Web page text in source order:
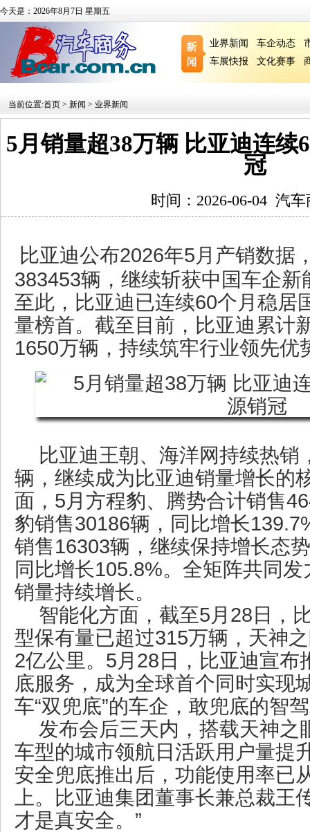
今天是：2026年8月7日 星期五
业界新闻 车企动态
车展快报
文化赛事
当前位置:首页 > 新闻 > 业界新闻
5月销量超38万辆 比亚迪连续
冠
时间：2026-06-04 汽车
比亚迪公布2026年5月产销数据
383453辆，继续斩获中国车企
至此，比亚迪已连续60个月稳居
量榜首。截至目前，比亚迪累计
1650万辆，持续筑牢行业领先优
比亚迪王朝、海洋网持续热销
辆，继续成为比亚迪销量增长的
面，5月方程豹、腾势合计销售
豹销售30186辆，同比增长
销售16303辆，继续保持增长态
同比增长105.8%。全矩阵共同
销量持续增长。
智能化方面，截至5月28日，
型保有量已超过315万辆，天神
2亿公里。5月28日，比亚迪宣布
底服务，成为全球首个同时实现
车“双兜底”的车企，敢兜底的智
发布会后三天内，搭载天神之
车型的城市领航日活跃用户量提
安全兜底推出后，功能使用率已
上。比亚迪集团董事长兼总裁王
才是真安全。”